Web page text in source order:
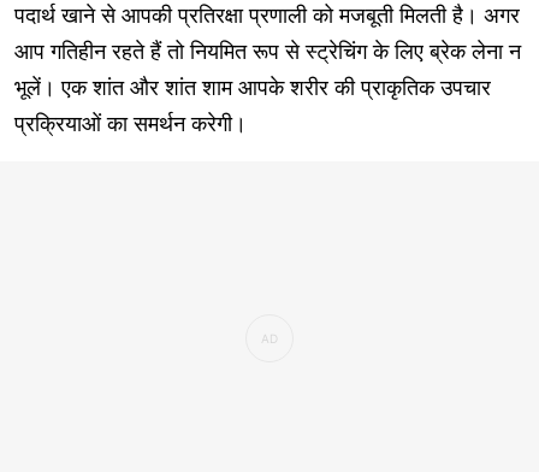
पदार्थ खाने से आपकी प्रतिरक्षा प्रणाली को मजबूती मिलती है। अगर
आप गतिहीन रहते हैं तो नियमित रूप से स्ट्रेचिंग के लिए ब्रेक लेना न
भूलें। एक शांत और शांत शाम आपके शरीर की प्राकृतिक उपचार
प्रक्रियाओं का समर्थन करेगी।